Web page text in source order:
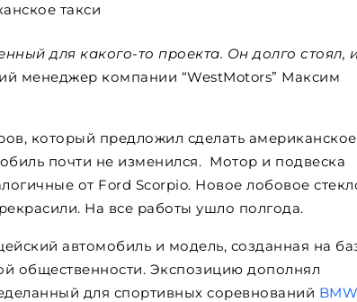
такси
для какого-то проекта. Он долго стоял,
менеджер компании “WestMotors” Максим
который предложил сделать американское
почти не изменился. Мотор и подвеска
от Ford Scorpio. Новое лобовое
На все работы ушло полгода.
автомобиль и модель, созданная на
общественности. Экспозицию дополнял
для спортивных соревнований BMW